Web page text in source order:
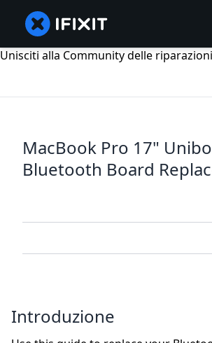
Unisciti alla Community delle
MacBook Pro 17"
Bluetooth Board
Introduzione